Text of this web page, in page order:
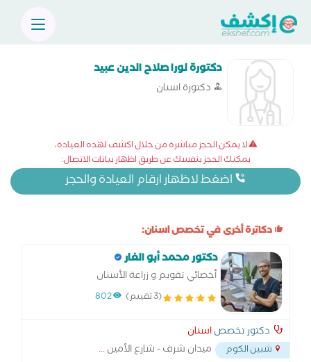
دكتورة لورا صلاح الدين عبيد
دكتورة اسنان
لا يمكن الحجز مباشرة من خلال اكشف لهذه العيادة،
يمكنك الحجز بنفسك عن طريق اظهار بيانات الاتصال:
اضغط لاظهار ارقام العيادة والحجز
دكاترة أخرى في تخصص اسنان:
دكتور محمد أبو الغار
أخصائي تقويم و زراعة الأسنان
(3 تقييم) 802
دكتور تخصصاسنان
شبين الكوم ميدان شرف - شارع الأمين...